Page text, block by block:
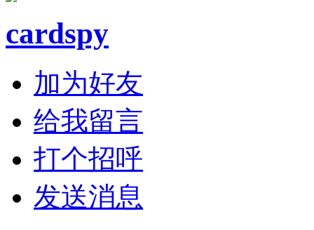
cardspy
加为好友
给我留言
打个招呼
发送消息